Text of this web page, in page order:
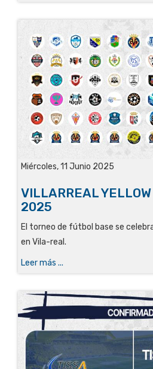
Miércoles, 11 Junio 2025
VILLARREAL
2025
El torneo de fútbol base se
en Vila-real.
Leer más ...